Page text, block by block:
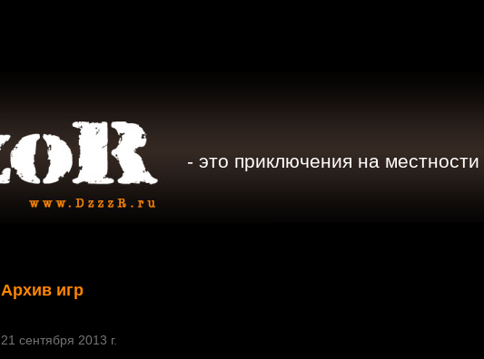
- это приключения на местности
Архив игр
21 сентября 2013 г.